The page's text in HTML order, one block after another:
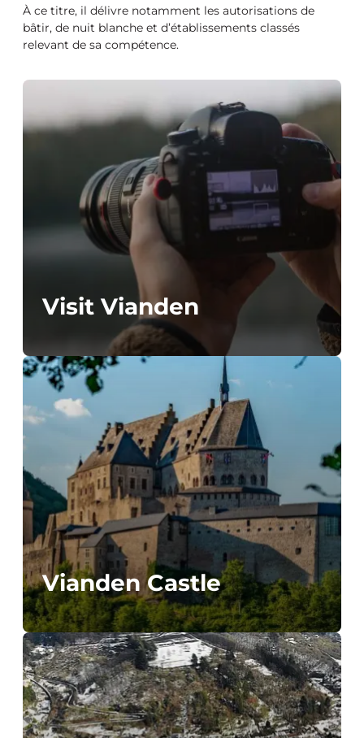
À ce titre, il délivre notamment les autorisations de
bâtir, de nuit blanche et d’établissements classés
relevant de sa compétence.
Visit Vianden
Vianden Castle